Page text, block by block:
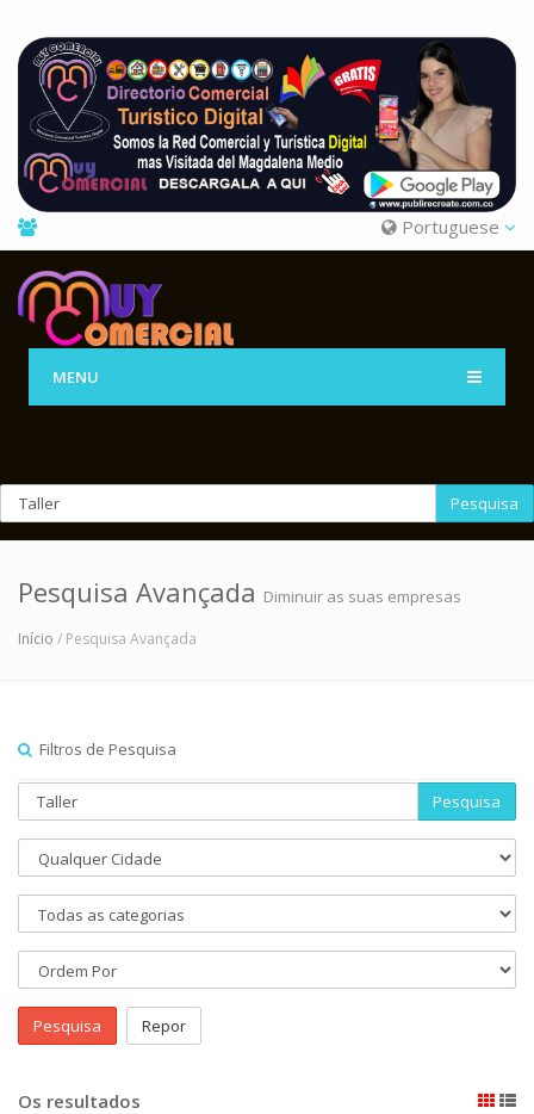
Portuguese
MENU
Pesquisa
Pesquisa Avançada Diminuir as suas empresas
Início / Pesquisa Avançada
Filtros de Pesquisa
Pesquisa
Pesquisa Repor
Os resultados